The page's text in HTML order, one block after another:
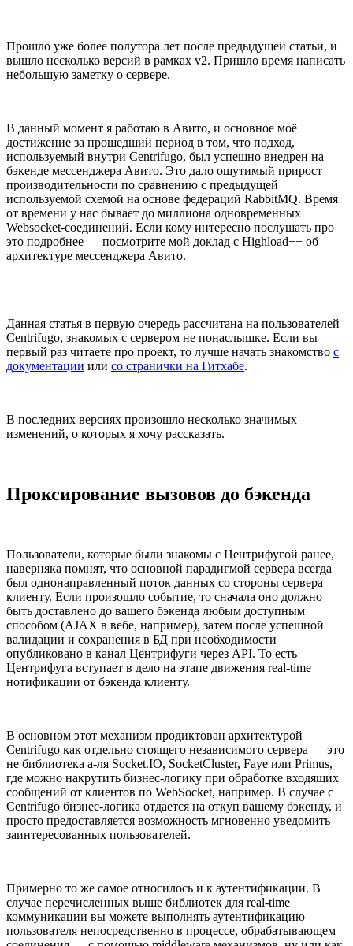
Прошло уже более полутора лет после предыдущей статьи, и
вышло несколько версий в рамках v2. Пришло время написать
небольшую заметку о сервере.
В данный момент я работаю в Авито, и основное моё
достижение за прошедший период в том, что подход,
используемый внутри Centrifugo, был успешно внедрен на
бэкенде мессенджера Авито. Это дало ощутимый прирост
производительности по сравнению с предыдущей
используемой схемой на основе федераций RabbitMQ. Время
от времени у нас бывает до миллиона одновременных
Websocket-соединений. Если кому интересно послушать про
это подробнее — посмотрите мой доклад c Highload++ об
архитектуре мессенджера Авито.
Данная статья в первую очередь рассчитана на пользователей
Centrifugo, знакомых с сервером не понаслышке. Если вы
первый раз читаете про проект, то лучше начать знакомство с
документации или со странички на Гитхабе.
В последних версиях произошло несколько значимых
изменений, о которых я хочу рассказать.
Проксирование вызовов до бэкенда
Пользователи, которые были знакомы с Центрифугой ранее,
наверняка помнят, что основной парадигмой сервера всегда
был однонаправленный поток данных со стороны сервера
клиенту. Если произошло событие, то сначала оно должно
быть доставлено до вашего бэкенда любым доступным
способом (AJAX в вебе, например), затем после успешной
валидации и сохранения в БД при необходимости
опубликовано в канал Центрифуги через API. То есть
Центрифуга вступает в дело на этапе движения real-time
нотификации от бэкенда клиенту.
В основном этот механизм продиктован архитектурой
Centrifugo как отдельно стоящего независимого сервера — это
не библиотека а-ля Socket.IO, SocketCluster, Faye или Primus,
где можно накрутить бизнес-логику при обработке входящих
сообщений от клиентов по WebSocket, например. В случае с
Centrifugo бизнес-логика отдается на откуп вашему бэкенду, и
просто предоставляется возможность мгновенно уведомить
заинтересованных пользователей.
Примерно то же самое относилось и к аутентификации. В
случае перечисленных выше библиотек для real-time
коммуникации вы можете выполнять аутентификацию
пользователя непосредственно в процессе, обрабатывающем